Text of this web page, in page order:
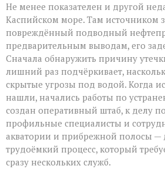
Не менее показателен и другой
Каспийском море. Там источником
повреждённый подводный
предварительным выводам, его
Сначала обнаружить причину
лишний раз подчёркивает,
скрытые угрозы под водой. Когда
нашли, начались работы по
создан оперативный штаб, к делу
профильные специалисты и
акватории и прибрежной полосы —
трудоёмкий процесс, который
сразу нескольких служб.